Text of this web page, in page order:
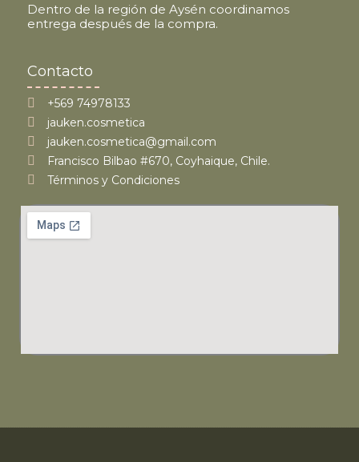
Dentro de la región de Aysén coordinamos
entrega después de la compra.
Contacto
+569 74978133
jauken.cosmetica
jauken.cosmetica@gmail.com
Francisco Bilbao #670, Coyhaique, Chile.
Términos y Condiciones